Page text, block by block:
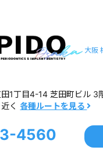
大阪
田1丁目4-14 芝田町ビル 3
く 各種ルートを見る
4560